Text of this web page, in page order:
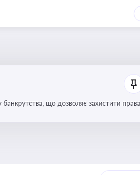
банкрутства, що дозволяє захистити права